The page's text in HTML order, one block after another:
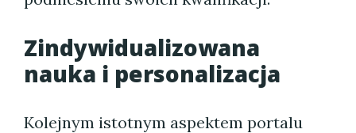
Zindywidualizowana
nauka i personalizacja
Kolejnym istotnym aspektem portalu